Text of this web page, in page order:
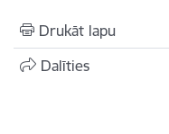
Drukāt lapu
Dalīties